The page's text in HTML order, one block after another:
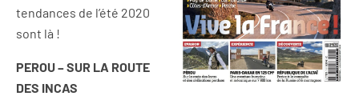
tendances de l’été 2020
sont là !
PEROU – SUR LA ROUTE
DES INCAS